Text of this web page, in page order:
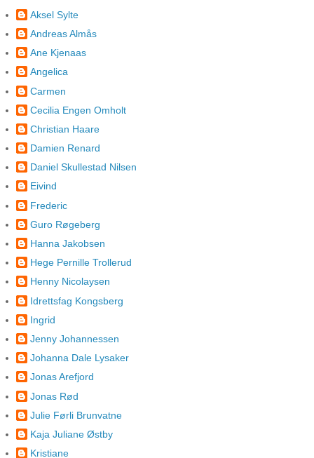
Aksel Sylte
Andreas Almås
Ane Kjenaas
Angelica
Carmen
Cecilia Engen Omholt
Christian Haare
Damien Renard
Daniel Skullestad Nilsen
Eivind
Frederic
Guro Røgeberg
Hanna Jakobsen
Hege Pernille Trollerud
Henny Nicolaysen
Idrettsfag Kongsberg
Ingrid
Jenny Johannessen
Johanna Dale Lysaker
Jonas Arefjord
Jonas Rød
Julie Førli Brunvatne
Kaja Juliane Østby
Kristiane